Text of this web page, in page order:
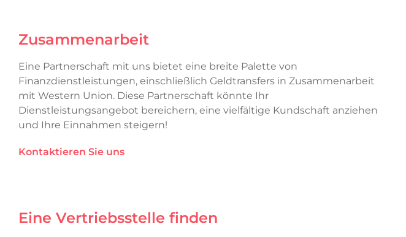
Zusammenarbeit
Eine Partnerschaft mit uns bietet eine breite Palette von
Finanzdienstleistungen, einschließlich Geldtransfers in Zusammenarbeit
mit Western Union. Diese Partnerschaft könnte Ihr
Dienstleistungsangebot bereichern, eine vielfältige Kundschaft anziehen
und Ihre Einnahmen steigern!
Kontaktieren Sie uns
Eine Vertriebsstelle finden